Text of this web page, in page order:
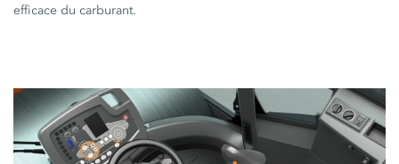
efficace du carburant.